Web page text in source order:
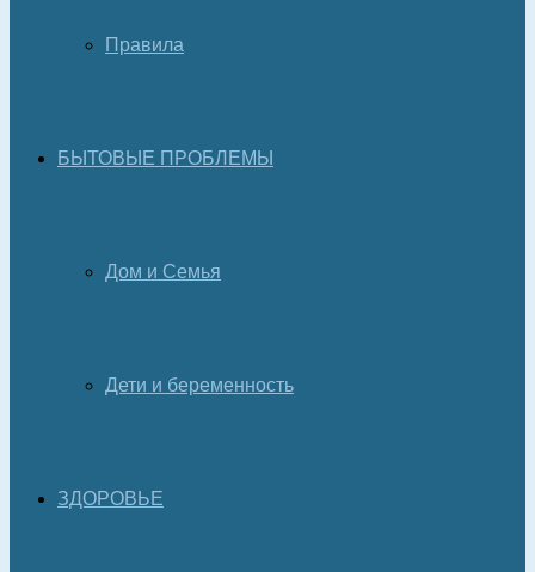
Правила
БЫТОВЫЕ ПРОБЛЕМЫ
Дом и Семья
Дети и беременность
ЗДОРОВЬЕ